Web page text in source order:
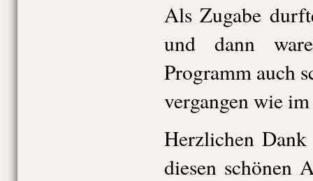
Als Zugabe
und dann
Programm auch
vergangen wie
Herzlichen
diesen schönen